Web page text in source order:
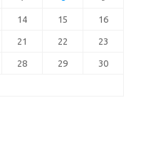
14 15 16
21 22 23
28 29 30